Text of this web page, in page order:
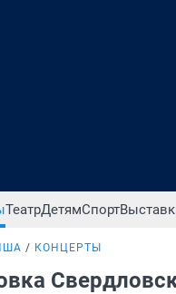
ТеатрДетямСпорт
КОНЦЕРТЫ